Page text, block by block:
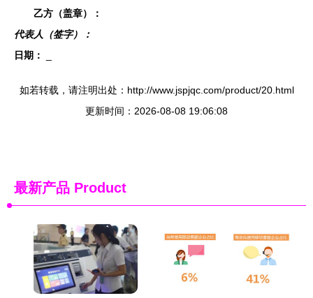
乙方（盖章）：
代表人（签字）：
日期：
如若转载，请注明出处：http://www.jspjqc.com/product/20.html
更新时间：2026-08-08 19:06:08
最新产品 Product